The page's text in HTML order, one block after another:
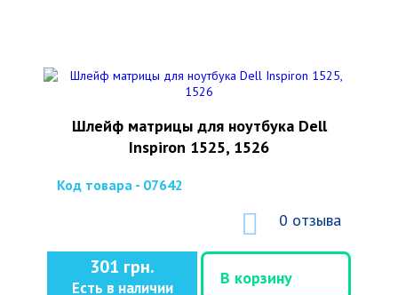
Шлейф матрицы для ноутбука Dell
Inspiron 1525, 1526
Код товара - 07642
0 отзыва
301 грн.
Есть в наличии
В корзину